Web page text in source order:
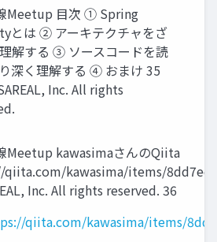
Meetup ⽬次 ① Spring
とは ② アーキテクチャをざ
解する ③ ソースコードを読
深く理解する ④ おまけ 35
Inc. All rights
Meetup kawasimaさんのQiita
kawasima/items/
Inc. All rights reserved. 36
qiita.com/kawasima/items/